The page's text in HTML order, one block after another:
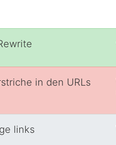
in den URLs
links